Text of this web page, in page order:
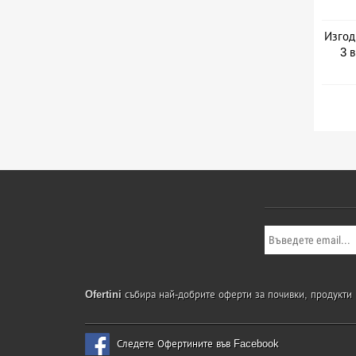
3
Ofertini събира най-добрите оферти за почивки,
Следете Офертините във Facebook